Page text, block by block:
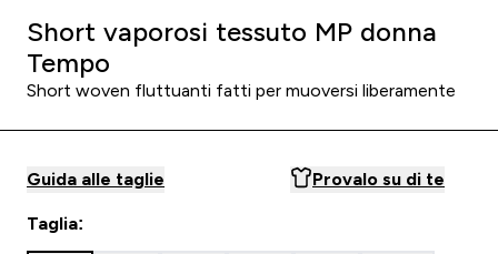
Short vaporosi tessuto MP donna
Tempo
Short woven fluttuanti fatti per muoversi liberamente
Guida alle taglie Provalo su di te
Taglia: